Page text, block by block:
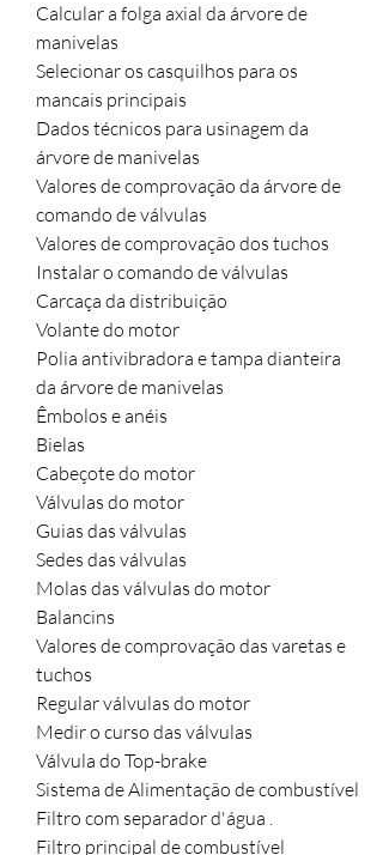
Calcular a folga axial da árvore de
manivelas
Selecionar os casquilhos para os
mancais principais
Dados técnicos para usinagem da
árvore de manivelas
Valores de comprovação da árvore de
comando de válvulas
Valores de comprovação dos tuchos
Instalar o comando de válvulas
Carcaça da distribuição
Volante do motor
Polia antivibradora e tampa dianteira
da árvore de manivelas
Êmbolos e anéis
Bielas
Cabeçote do motor
Válvulas do motor
Guias das válvulas
Sedes das válvulas
Molas das válvulas do motor
Balancins
Valores de comprovação das varetas e
tuchos
Regular válvulas do motor
Medir o curso das válvulas
Válvula do Top-brake
Sistema de Alimentação de combustível
Filtro com separador d'água .
Filtro principal de combustível